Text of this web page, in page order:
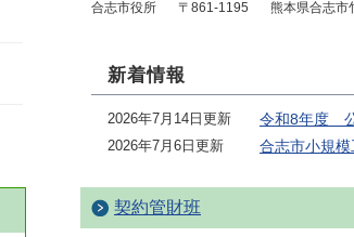
合志市役所 〒861-1195 熊本県合志市
新着情報
2026年7月14日更新 令和8年度 公
2026年7月6日更新 合志市小規
契約管財班